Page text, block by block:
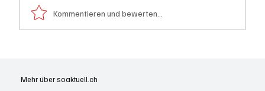
gesucht)
Kommentieren und bewerten...
Mehr über soaktuell.ch